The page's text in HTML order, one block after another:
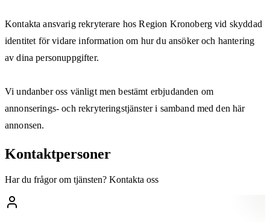
Kontakta ansvarig rekryterare hos Region Kronoberg vid skyddad
identitet för vidare information om hur du ansöker och hantering
av dina personuppgifter.
Vi undanber oss vänligt men bestämt erbjudanden om
annonserings- och rekryteringstjänster i samband med den här
annonsen.
Kontaktpersoner
Har du frågor om tjänsten? Kontakta oss